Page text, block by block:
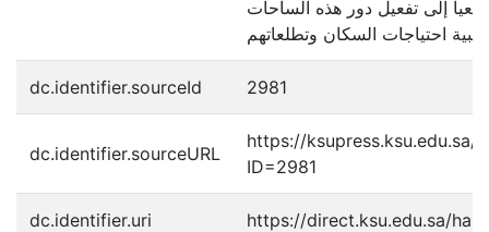
إلى تفعيل دور هذه الساحات
dc.identifier.sourceId 2981
dc.identifier.sourceURL
https://ksupress.ksu.edu.sa/
ID=2981
dc.identifier.uri https://direct.ksu.edu.sa/